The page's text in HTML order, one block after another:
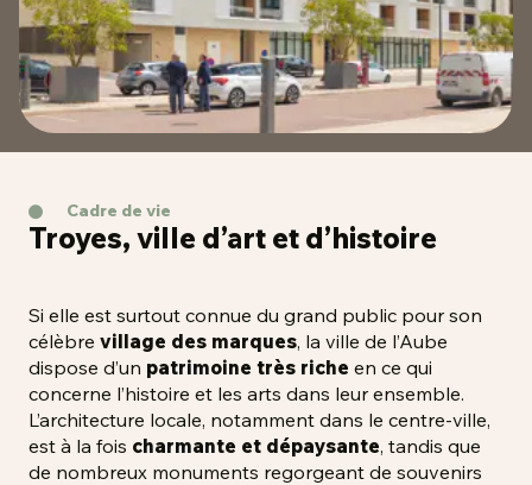
Cadre de vie
Troyes, ville d’art et d’histoire
Si elle est surtout connue du grand public pour son
célèbre village des marques, la ville de l’Aube
dispose d’un patrimoine très riche en ce qui
concerne l’histoire et les arts dans leur ensemble.
L’architecture locale, notamment dans le centre-ville,
est à la fois charmante et dépaysante, tandis que
de nombreux monuments regorgeant de souvenirs